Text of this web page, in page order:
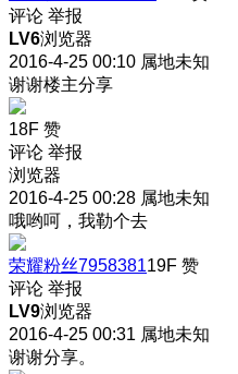
评论 举报
LV6浏览器
2016-4-25 00:10 属地未知
谢谢楼主分享
18F 赞
评论 举报
浏览器
2016-4-25 00:28 属地未知
哦哟呵，我勒个去
荣耀粉丝795838119F 赞
评论 举报
LV9浏览器
2016-4-25 00:31 属地未知
谢谢分享。